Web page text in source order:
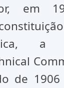
em
a
de